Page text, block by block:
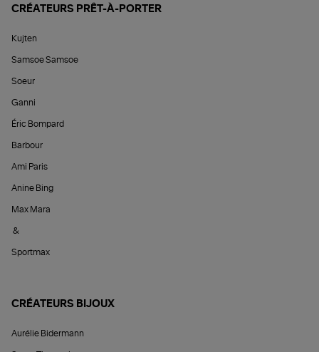
CRÉATEURS PRÊT-À-PORTER
Kujten
Samsoe Samsoe
Soeur
Ganni
Éric Bompard
Barbour
Ami Paris
Anine Bing
Max Mara
&
Sportmax
CRÉATEURS BIJOUX
Aurélie Bidermann